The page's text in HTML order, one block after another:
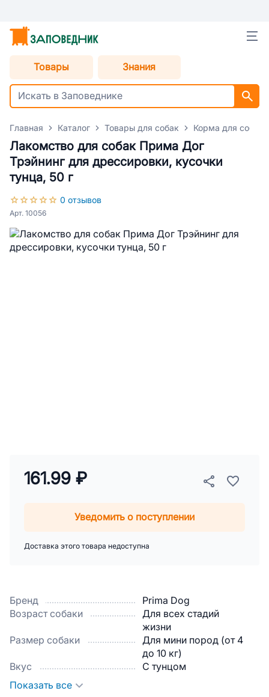
Товары Знания
Главная Каталог Товары для собак Корма для собак
Лакомство для собак Прима Дог
Трэйнинг для дрессировки, кусочки
тунца, 50 г
0 отзывов
Арт. 10056
Бренд
Prima Dog
Возраст собаки
Для всех стадий
жизни
Размер собаки
Для мини пород (от 4
до 10 кг)
Вкус
С тунцом
Показать все
161.99 ₽
Уведомить о поступлении
Доставка этого товара недоступна